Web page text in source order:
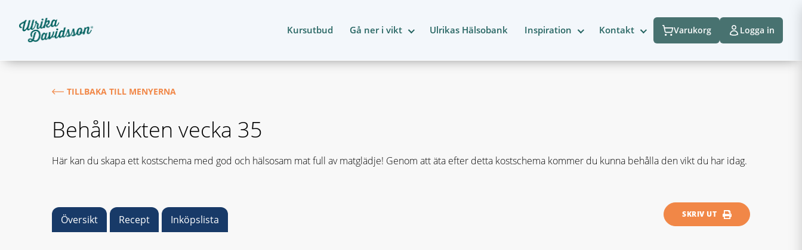
Kursutbud Gå ner i vikt Ulrikas Hälsobank Inspiration Kontakt Varukorg Logga in
TILLBAKA TILL MENYERNA
Behåll vikten vecka 35
Här kan du skapa ett kostschema med god och hälsosam mat full av matglädje! Genom att äta efter detta kostschema kommer du kunna behålla den vikt du har idag.
Översikt Recept Inköpslista SKRIV UT